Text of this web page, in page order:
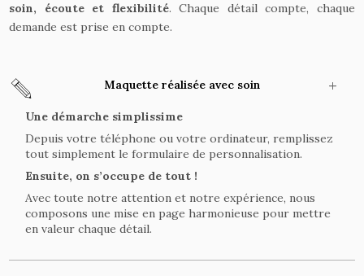
soin, écoute et flexibilité. Chaque détail compte, chaque
demande est prise en compte.
Maquette réalisée avec soin
Une démarche simplissime
Depuis votre téléphone ou votre ordinateur, remplissez
tout simplement le formulaire de personnalisation.
Ensuite, on s’occupe de tout !
Avec toute notre attention et notre expérience, nous
composons une mise en page harmonieuse pour mettre
en valeur chaque détail.